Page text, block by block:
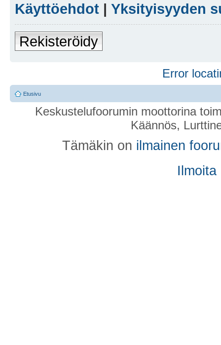
Käyttöehdot | Yksityisyyden
Rekisteröidy
Error
Etusivu
Keskustelufoorumin moottorina
Käännös,
Tämäkin on ilmainen